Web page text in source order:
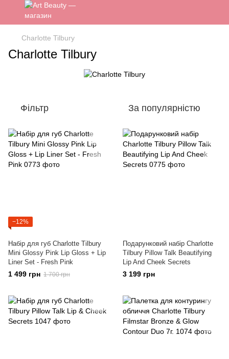
Charlotte Tilbury
Charlotte Tilbury
Фільтр За популярністю
−12%
Набір для губ Charlotte Tilbury
Mini Glossy Pink Lip Gloss + Lip
Liner Set - Fresh Pink
1 499 грн 1 700 грн
Подарунковий набір Charlotte
Tilbury Pillow Talk Beautifying
Lip And Cheek Secrets
3 199 грн